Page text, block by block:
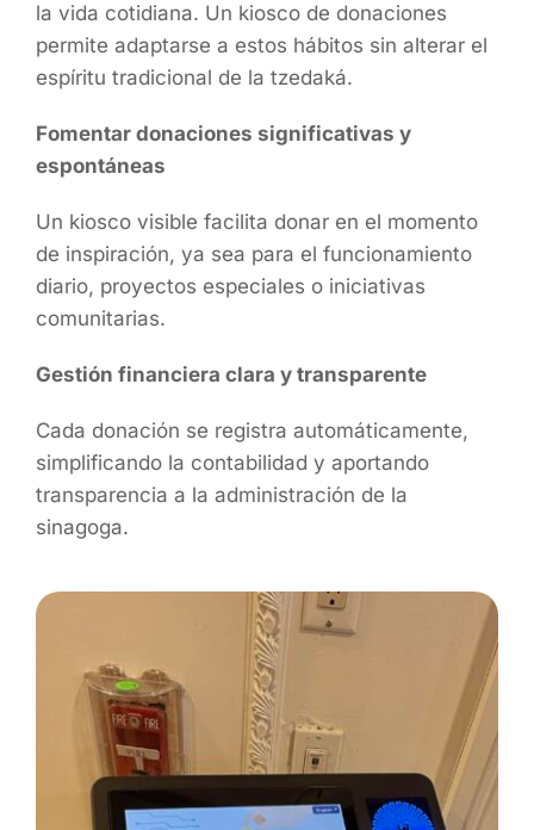
la vida cotidiana. Un kiosco de donaciones
permite adaptarse a estos hábitos sin alterar el
espíritu tradicional de la tzedaká.
Fomentar donaciones significativas y
espontáneas
Un kiosco visible facilita donar en el momento
de inspiración, ya sea para el funcionamiento
diario, proyectos especiales o iniciativas
comunitarias.
Gestión financiera clara y transparente
Cada donación se registra automáticamente,
simplificando la contabilidad y aportando
transparencia a la administración de la
sinagoga.